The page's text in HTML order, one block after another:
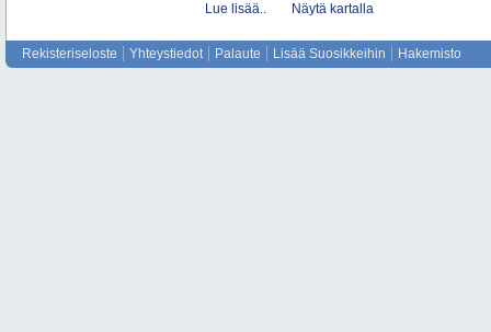
Lue lisää..
Näytä kartalla
Rekisteriseloste Yhteystiedot Palaute Lisää Suosikkeihin Hakemisto